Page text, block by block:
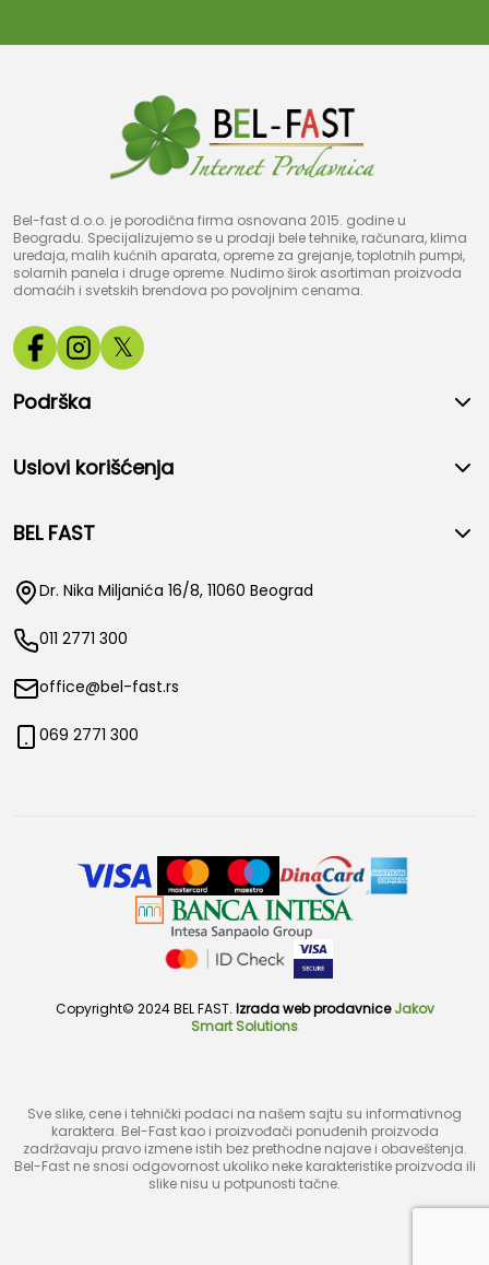
Bel-fast d.o.o. je porodična firma osnovana 2015. godine u
Beogradu. Specijalizujemo se u prodaji bele tehnike, računara, klima
uređaja, malih kućnih aparata, opreme za grejanje, toplotnih pumpi,
solarnih panela i druge opreme. Nudimo širok asortiman proizvoda
domaćih i svetskih brendova po povoljnim cenama.
𝕏
Podrška
Uslovi korišćenja
BEL FAST
Dr. Nika Miljanića 16/8, 11060 Beograd
011 2771 300
office@bel-fast.rs
069 2771 300
Copyright© 2024 BEL FAST. Izrada web prodavnice Jakov
Smart Solutions
Sve slike, cene i tehnički podaci na našem sajtu su informativnog
karaktera. Bel-Fast kao i proizvođači ponuđenih proizvoda
zadržavaju pravo izmene istih bez prethodne najave i obaveštenja.
Bel-Fast ne snosi odgovornost ukoliko neke karakteristike proizvoda ili
slike nisu u potpunosti tačne.